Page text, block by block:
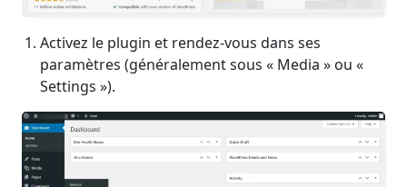
Activez le plugin et rendez-vous dans ses
paramètres (généralement sous « Media » ou «
Settings »).